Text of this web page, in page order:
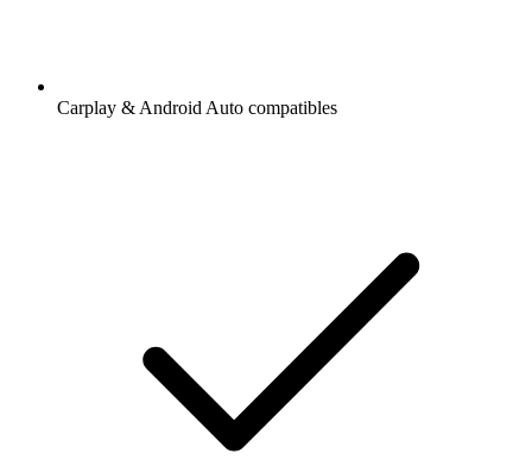
Carplay & Android Auto compatibles